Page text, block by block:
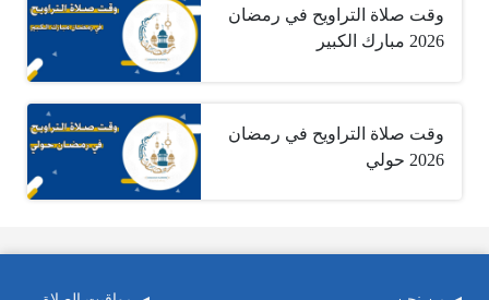
وقت صلاة التراويح في رمضان
2026 مبارك الكبير
وقت صلاة التراويح في رمضان
2026 حولي